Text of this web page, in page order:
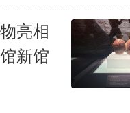
亮相
新馆